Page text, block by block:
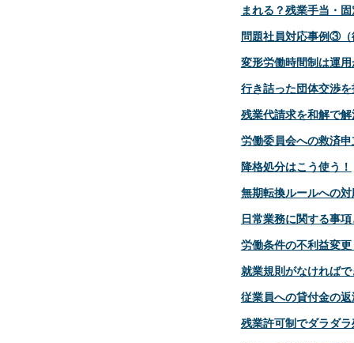
まれる？残業手当・
問題社員対応事例③（
変形労働時間制は運
行き詰った団体交渉
残業代請求を和解で
労働委員会への救済
降格処分はこう使う！
無期転換ルールへの
日常業務に関する事
労働条件の不利益変
就業規則がなければ
従業員への貸付金の
残業許可制でダラダ